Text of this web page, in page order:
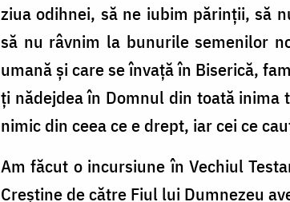
ziua odihnei, să ne iubim părinții, să
să nu râvnim la bunurile semenilor
umană și care se învață în Biserică,
ți nădejdea în Domnul din toată inima
nimic din ceea ce e drept, iar cei ce
Am făcut o incursiune în Vechiul
Creștine de către Fiul lui Dumnezeu